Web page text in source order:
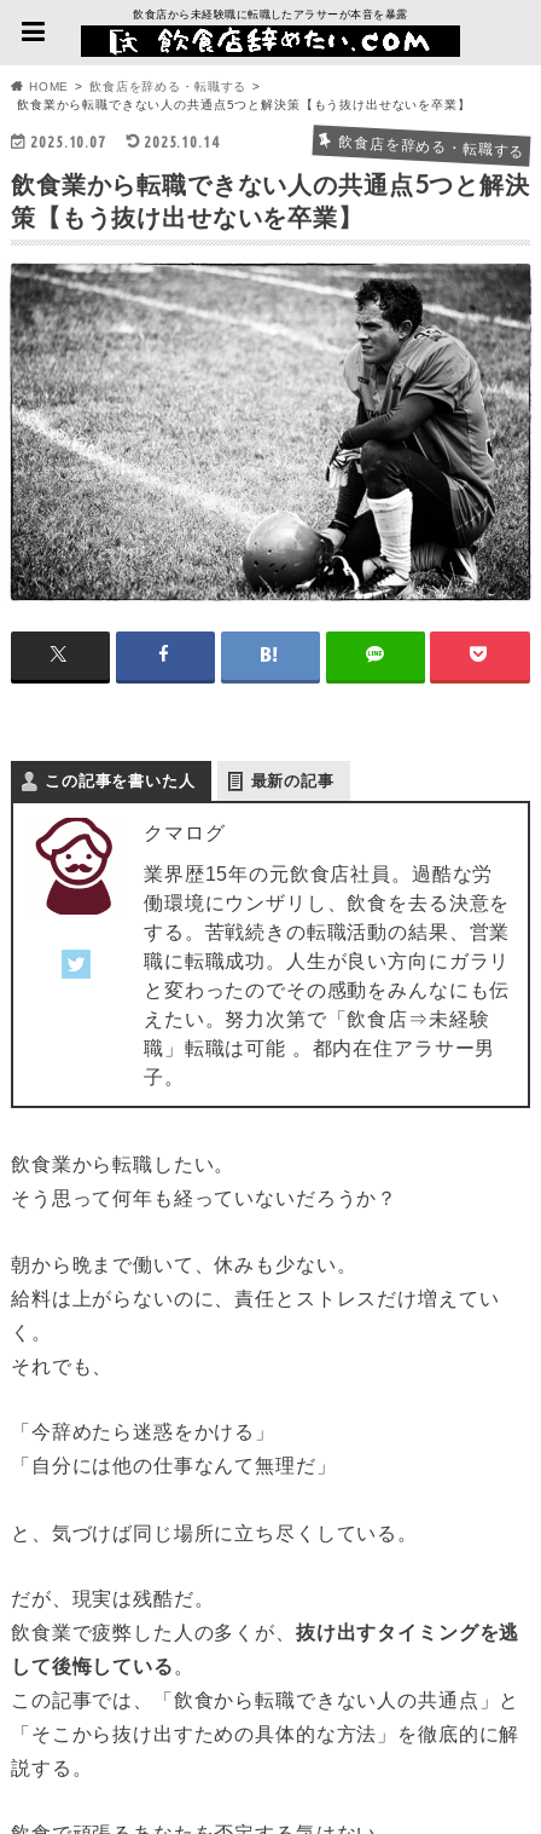
飲食店から未経験職に転職したアラサーが本音を暴露
HOME
飲食店を辞める・転職する
飲食業から転職できない人の共通点5つと解決策【もう抜け出せないを卒業】
2025.10.07 2025.10.14 飲食店を辞める・転職する
飲食業から転職できない人の共通点5つと解決
策【もう抜け出せないを卒業】
この記事を書いた人 最新の記事
クマログ
業界歴15年の元飲食店社員。過酷な労
働環境にウンザリし、飲食を去る決意を
する。苦戦続きの転職活動の結果、営業
職に転職成功。人生が良い方向にガラリ
と変わったのでその感動をみんなにも伝
えたい。努力次第で「飲食店⇒未経験
職」転職は可能 。都内在住アラサー男
子。
飲食業から転職したい。
そう思って何年も経っていないだろうか？
朝から晩まで働いて、休みも少ない。
給料は上がらないのに、責任とストレスだけ増えてい
く。
それでも、
「今辞めたら迷惑をかける」
「自分には他の仕事なんて無理だ」
と、気づけば同じ場所に立ち尽くしている。
だが、現実は残酷だ。
飲食業で疲弊した人の多くが、 抜け出すタイミングを逃
して後悔している 。
この記事では、「飲食から転職できない人の共通点」と
「そこから抜け出すための具体的な方法」を徹底的に解
説する。